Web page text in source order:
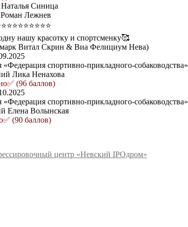
Синица
Лежнев
нашу красотку и спортсменку🥰
Витал Скрин & Виа Фелициум Нева)
спортивно-прикладного-собаководства»
Лика Ненахова
(96 баллов)
спортивно-прикладного-собаководства»
Елена Волынская
(90 баллов)
центр «Невский IPOдром»